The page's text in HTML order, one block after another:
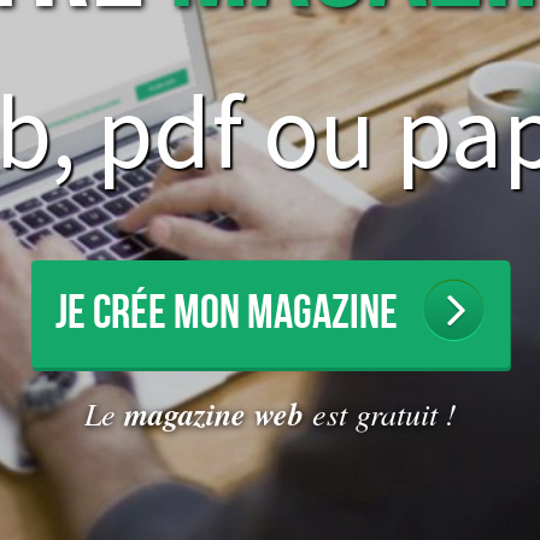
pdf ou
JE CRÉE MON MAGAZINE
Le magazine webest gratuit !